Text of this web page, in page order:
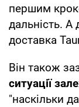
першим
дальність.
доставка
Він також
ситуації
"наскільки